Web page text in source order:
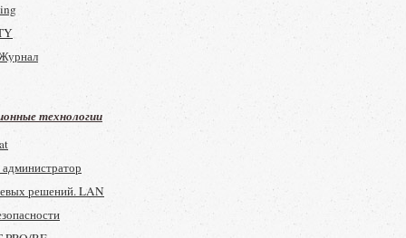
технологии
решений. LAN